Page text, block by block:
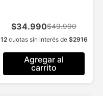
$34.990$49.990
12cuotas sin interés de $2916
Agregar al
carrito